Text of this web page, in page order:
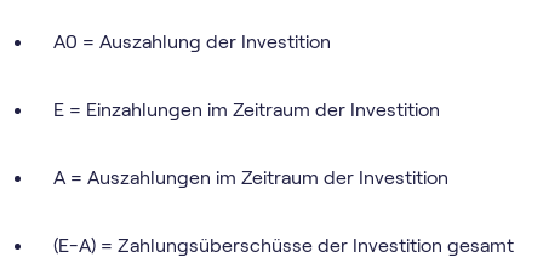
A0 = Auszahlung der Investition
E = Einzahlungen im Zeitraum der Investition
A = Auszahlungen im Zeitraum der Investition
(E-A) = Zahlungsüberschüsse der Investition gesamt